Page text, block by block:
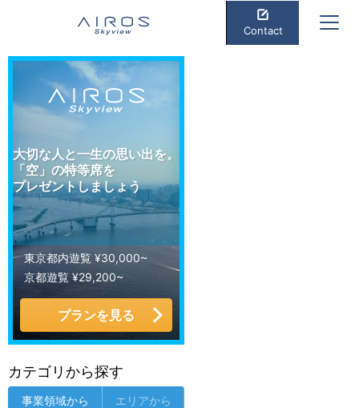
Contact
大切な人と一生の思い出を。
「空」の特等席を
プレゼントしましょう
東京都内遊覧 ¥30,000~
京都遊覧 ¥29,200~
プランを見る
カテゴリから探す
事業領域から エリアから